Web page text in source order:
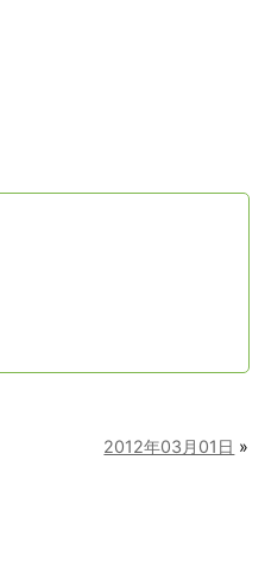
2012年03月01日 »